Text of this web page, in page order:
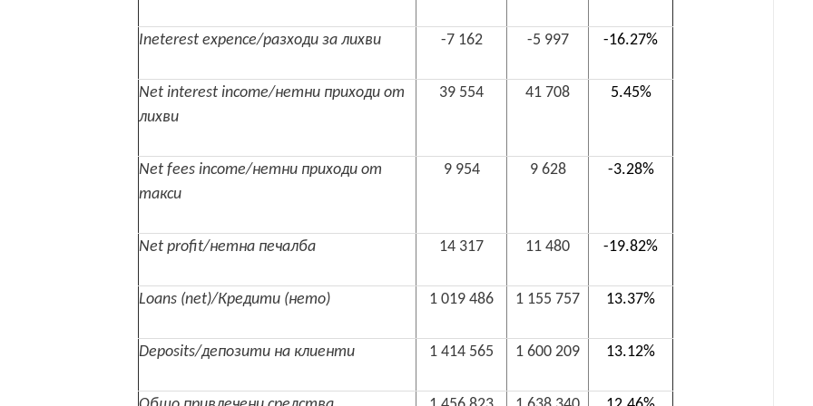
Ineterest expence/разходи за лихви -7 162 -5 997 -16.27%
Net interest income/нетни приходи от
лихви
39 554 41 708 5.45%
Net fees income/нетни приходи от
такси
9 954 9 628 -3.28%
Net profit/нетна печалба 14 317 11 480 -19.82%
Loans (net)/Кредити (нето) 1 019 486 1 155 757 13.37%
Deposits/депозити на клиенти 1 414 565 1 600 209 13.12%